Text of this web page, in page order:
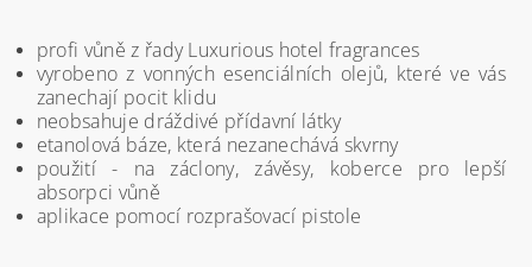
profi vůně z řady Luxurious hotel fragrances
vyrobeno z vonných esenciálních olejů, které ve vás
zanechají pocit klidu
neobsahuje dráždivé přídavní látky
etanolová báze, která nezanechává skvrny
použití - na záclony, závěsy, koberce pro lepší
absorpci vůně
aplikace pomocí rozprašovací pistole